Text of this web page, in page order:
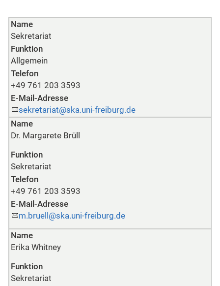
Name
Sekretariat
Funktion
Allgemein
Telefon
+49 761 203 3593
E-Mail-Adresse
sekretariat@ska.uni-freiburg.de
Name
Dr. Margarete Brüll
Funktion
Sekretariat
Telefon
+49 761 203 3593
E-Mail-Adresse
m.bruell@ska.uni-freiburg.de
Name
Erika Whitney
Funktion
Sekretariat